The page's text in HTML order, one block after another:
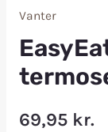
Vanter
69,95 kr.